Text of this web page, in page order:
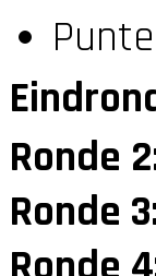
Ronde
Ronde